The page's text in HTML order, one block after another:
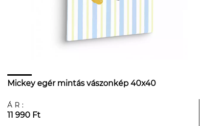
Mickey egér mintás vászonkép 40x40
ÁR:
11 990 Ft